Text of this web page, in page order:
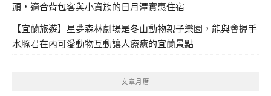
頭，適合背包客與小資族的日月潭實惠住宿
【宜蘭旅遊】星夢森林劇場是冬山動物親子樂園，能與會握手
水豚君在內可愛動物互動讓人療癒的宜蘭景點
文章月曆